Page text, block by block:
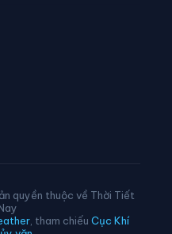
quyền thuộc về Thời Tiết
, tham chiếu Cục Khí